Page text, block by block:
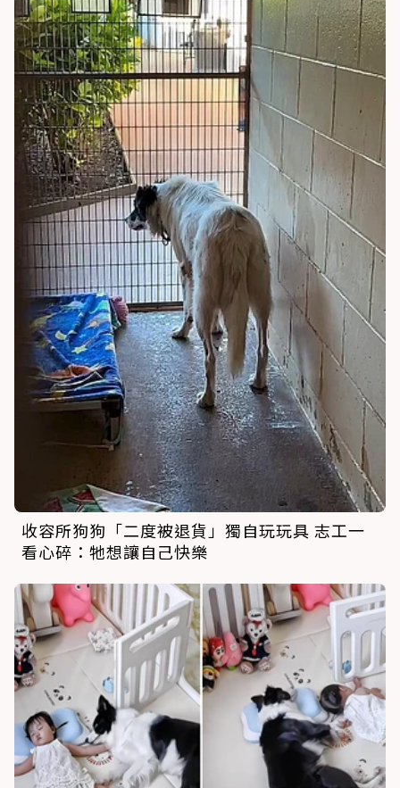
收容所狗狗「二度被退貨」獨自玩玩具 志工一
看心碎：牠想讓自己快樂